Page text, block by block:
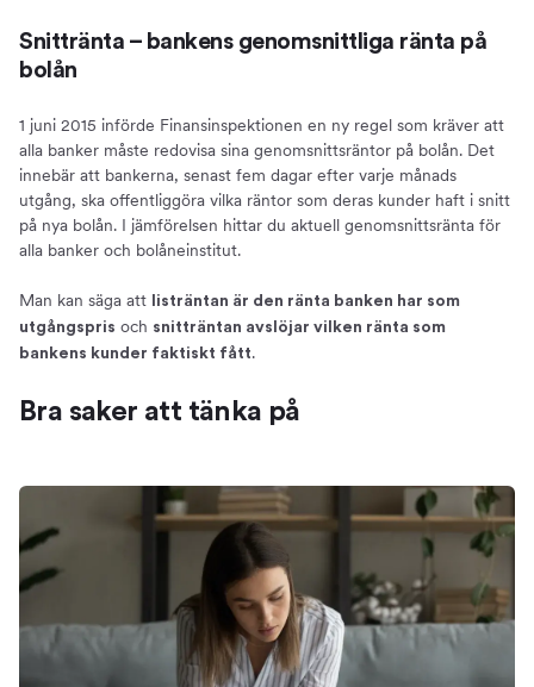
Snittränta – bankens genomsnittliga ränta på
bolån
1 juni 2015 införde Finansinspektionen en ny regel som kräver att
alla banker måste redovisa sina genomsnittsräntor på bolån. Det
innebär att bankerna, senast fem dagar efter varje månads
utgång, ska offentliggöra vilka räntor som deras kunder haft i snitt
på nya bolån. I jämförelsen hittar du aktuell genomsnittsränta för
alla banker och bolåneinstitut.
Man kan säga att
listräntan är den ränta banken har som
utgångspris och snitträntan avslöjar vilken ränta som
bankens kunder faktiskt fått.
Bra saker att tänka på